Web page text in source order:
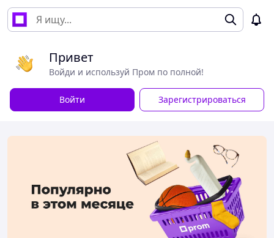
Привет
Войди и используй Пром по полной!
Войти Зарегистрироваться